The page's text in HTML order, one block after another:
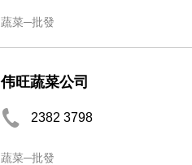
蔬菜─批發
伟旺蔬菜公司
2382 3798
蔬菜─批發